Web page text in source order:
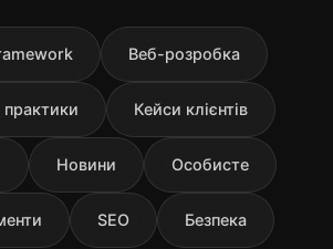
Веб-розробка
Кейси клієнтів
Новини Особисте
SEO Безпека